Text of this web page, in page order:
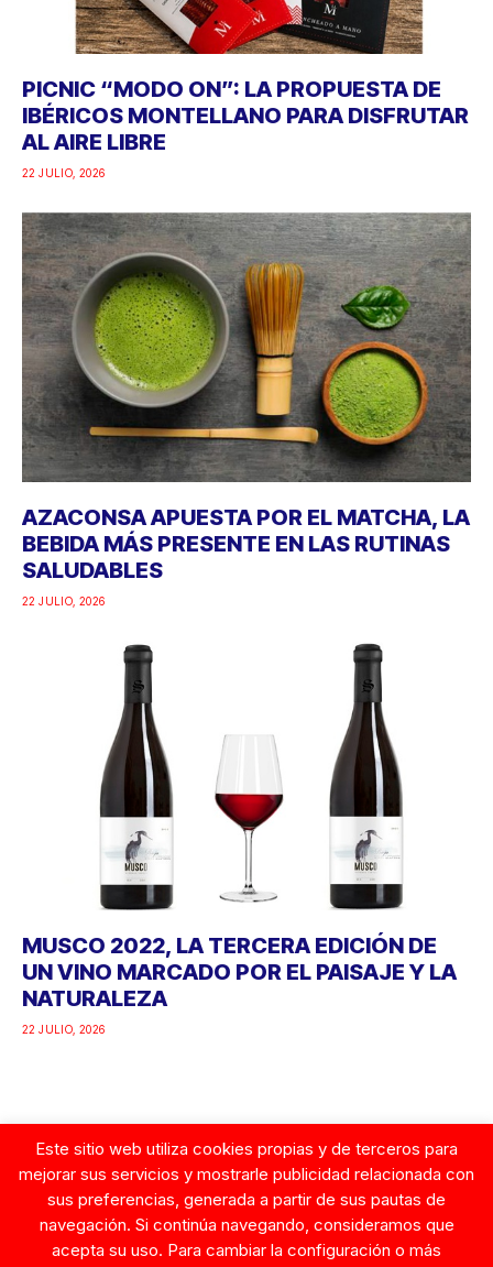
PICNIC “MODO ON”: LA PROPUESTA DE
IBÉRICOS MONTELLANO PARA DISFRUTAR
AL AIRE LIBRE
22 JULIO, 2026
AZACONSA APUESTA POR EL MATCHA, LA
BEBIDA MÁS PRESENTE EN LAS RUTINAS
SALUDABLES
22 JULIO, 2026
MUSCO 2022, LA TERCERA EDICIÓN DE
UN VINO MARCADO POR EL PAISAJE Y LA
NATURALEZA
22 JULIO, 2026
Google
Este sitio web utiliza cookies propias y de terceros para
mejorar sus servicios y mostrarle publicidad relacionada con
sus preferencias, generada a partir de sus pautas de
navegación. Si continúa navegando, consideramos que
acepta su uso. Para cambiar la configuración o más